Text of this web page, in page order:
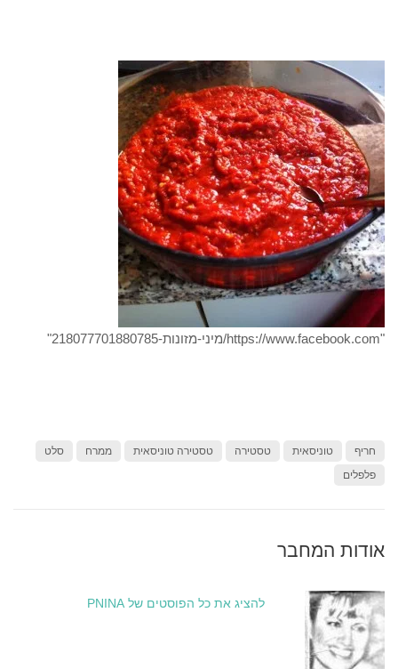
"https://www.facebook.com/מיני-מזונות-218077701880785"
חריף טוניסאית טסטירה טסטירה טוניסאית ממרח
סלט
פלפלים
אודות המחבר
להציג את כל הפוסטים של PNINA